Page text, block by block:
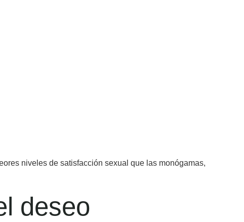
niveles de satisfacción sexual que las monógamas,
deseo